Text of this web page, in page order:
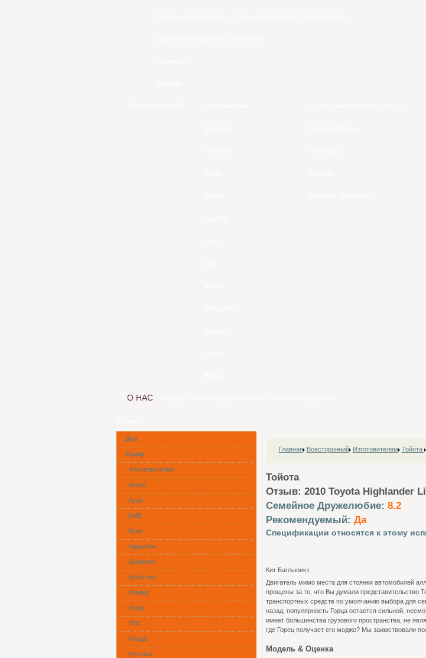
О НАС
Главная Всесторонний Изготовителем Тойота
Тойота
Отзыв: 2010 Toyota Highlander
Семейное Дружелюбие: 8.2
Рекомендуемый: Да
Спецификации относятся к этому
Кит Багльюикз
Двигатель мимо места для стоянки автомобилей
прощены за то, что Вы думали представительство
транспортных средств по умолчанию выбора для
назад, популярность Горца остается сильной,
имеет большинства грузового пространства, не
где Горец получает его моджо? Мы заимствовали
Модель & Оценка
Дом
Сразу
Изготовителем
Акера
Ауди
БМВ
Буик
Кадиллак
Шевроле
Крайслер
Уловка
Форд
ГМК
Хонда
Hyundai